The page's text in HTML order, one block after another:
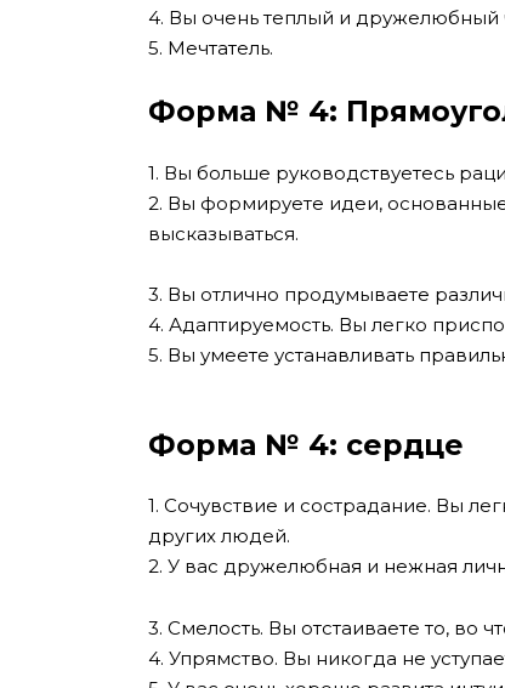
4. Вы очень теплый и дружелюбный
5. Мечтатель.
Форма № 4:
1. Вы больше руководствуетесь
2. Вы формируете идеи, основанные
высказываться.
3. Вы отлично продумываете
4. Адаптируемость. Вы легко
5. Вы умеете устанавливать
Форма № 4: сердце
1. Сочувствие и сострадание. Вы
других людей.
2. У вас дружелюбная и нежная
3. Смелость. Вы отстаиваете то, во
4. Упрямство. Вы никогда не